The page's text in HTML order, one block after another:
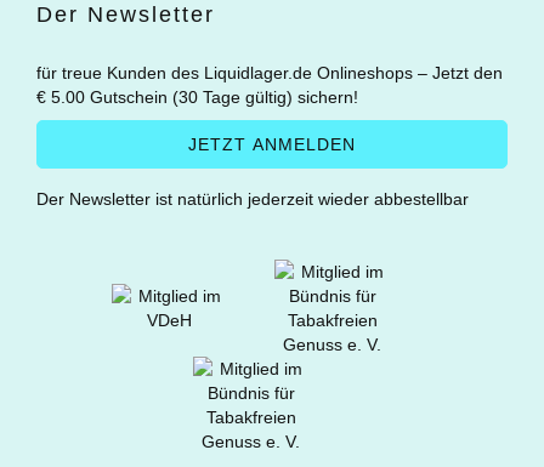
Der Newsletter
für treue Kunden des Liquidlager.de Onlineshops – Jetzt den
€ 5.00 Gutschein (30 Tage gültig) sichern!
Der Newsletter ist natürlich jederzeit wieder abbestellbar